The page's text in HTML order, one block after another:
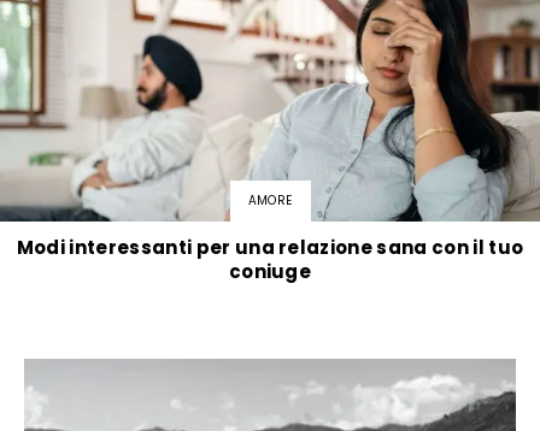
AMORE
Modi interessanti per una relazione sana con il tuo
coniuge